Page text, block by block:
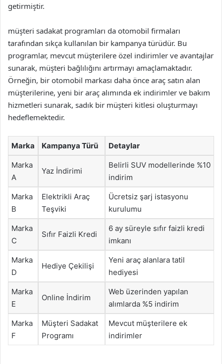
getirmiştir.
müşteri sadakat programları da otomobil firmaları
tarafından sıkça kullanılan bir kampanya türüdür. Bu
programlar, mevcut müşterilere özel indirimler ve avantajlar
sunarak, müşteri bağlılığını artırmayı amaçlamaktadır.
Örneğin, bir otomobil markası daha önce araç satın alan
müşterilerine, yeni bir araç alımında ek indirimler ve bakım
hizmetleri sunarak, sadık bir müşteri kitlesi oluşturmayı
hedeflemektedir.
Marka Kampanya Türü Detaylar
Marka
A
Yaz İndirimi
Belirli SUV modellerinde %10
indirim
Marka
B
Elektrikli Araç
Teşviki
Ücretsiz şarj istasyonu
kurulumu
Marka
C
Sıfır Faizli Kredi
6 ay süreyle sıfır faizli kredi
imkanı
Marka
D
Hediye Çekilişi
Yeni araç alanlara tatil
hediyesi
Marka
E
Online İndirim
Web üzerinden yapılan
alımlarda %5 indirim
Marka
F
Müşteri Sadakat
Programı
Mevcut müşterilere ek
indirimler